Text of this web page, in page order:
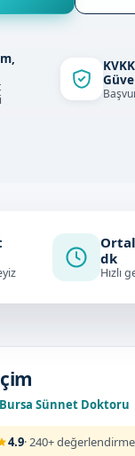
KVKK
dk
Hızlı
Bursa Sünnet Doktoru
4.9· 240+ değerlendirme